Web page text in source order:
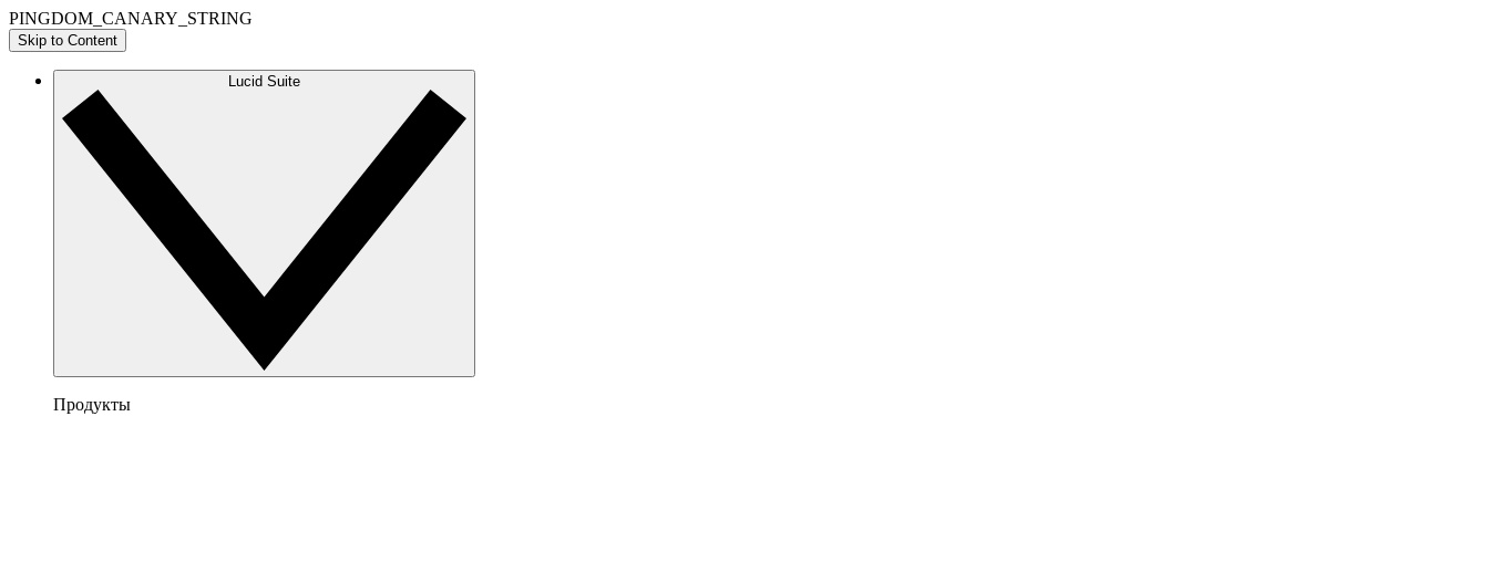
PINGDOM_CANARY_STRING
Skip to Content
Lucid Suite
Продукты